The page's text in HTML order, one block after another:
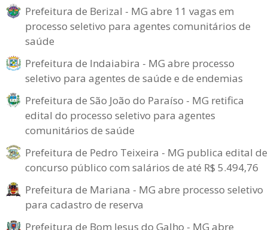
Prefeitura de Berizal - MG abre 11 vagas em
processo seletivo para agentes comunitários de
saúde
Prefeitura de Indaiabira - MG abre processo
seletivo para agentes de saúde e de endemias
Prefeitura de São João do Paraíso - MG retifica
edital do processo seletivo para agentes
comunitários de saúde
Prefeitura de Pedro Teixeira - MG publica edital de
concurso público com salários de até R$ 5.494,76
Prefeitura de Mariana - MG abre processo seletivo
para cadastro de reserva
Prefeitura de Bom Jesus do Galho - MG abre